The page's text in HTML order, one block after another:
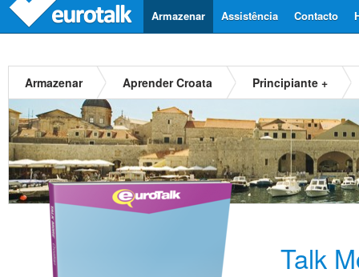
Contacto
Assistência
Armazenar
Armazenar Aprender Croata Principiante +
Talk